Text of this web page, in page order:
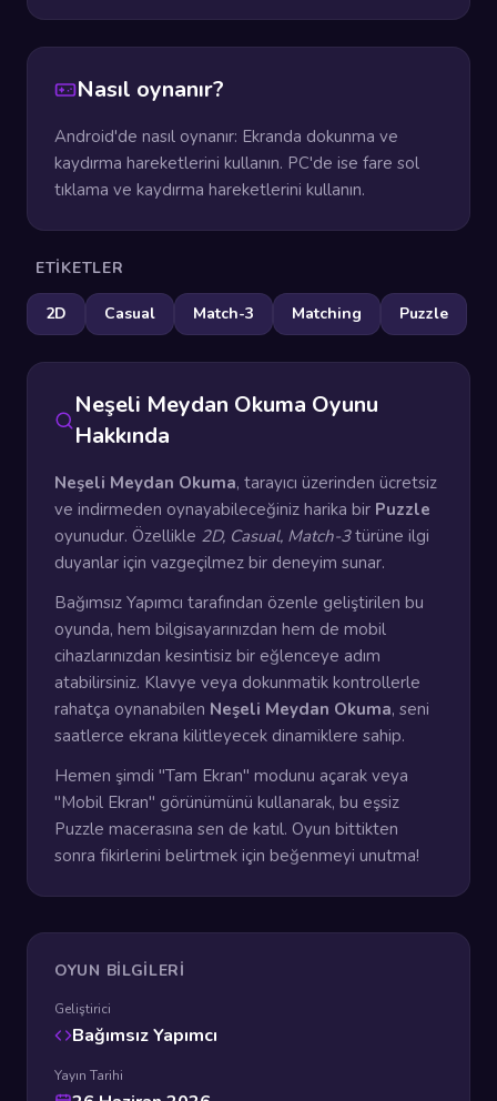
Nasıl oynanır?
Android'de nasıl oynanır: Ekranda dokunma ve
kaydırma hareketlerini kullanın. PC'de ise fare sol
tıklama ve kaydırma hareketlerini kullanın.
ETIKETLER
2D Casual Match-3 Matching Puzzle
Neşeli Meydan Okuma Oyunu
Hakkında
Neşeli Meydan Okuma, tarayıcı üzerinden ücretsiz
ve indirmeden oynayabileceğiniz harika bir Puzzle
oyunudur. Özellikle 2D, Casual, Match-3türüne ilgi
duyanlar için vazgeçilmez bir deneyim sunar.
Bağımsız Yapımcı tarafından özenle geliştirilen bu
oyunda, hem bilgisayarınızdan hem de mobil
cihazlarınızdan kesintisiz bir eğlenceye adım
atabilirsiniz. Klavye veya dokunmatik kontrollerle
rahatça oynanabilen Neşeli Meydan Okuma, seni
saatlerce ekrana kilitleyecek dinamiklere sahip.
Hemen şimdi "Tam Ekran" modunu açarak veya
"Mobil Ekran" görünümünü kullanarak, bu eşsiz
Puzzle macerasına sen de katıl. Oyun bittikten
sonra fikirlerini belirtmek için beğenmeyi unutma!
OYUN BILGILERI
Geliştirici
Bağımsız Yapımcı
Yayın Tarihi